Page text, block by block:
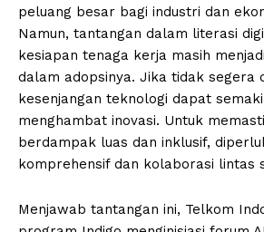
peluang besar bagi industri dan
Namun, tantangan dalam literasi
kesiapan tenaga kerja masih
dalam adopsinya. Jika tidak segera
kesenjangan teknologi dapat
menghambat inovasi. Untuk
berdampak luas dan inklusif,
komprehensif dan kolaborasi lintas
Menjawab tantangan ini, Telkom